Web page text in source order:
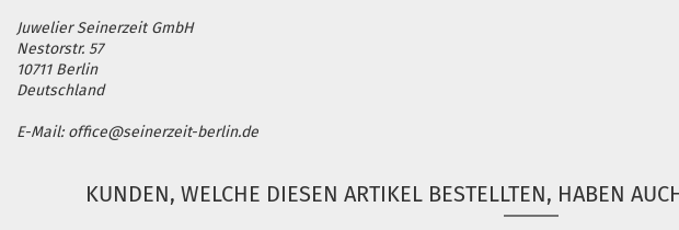
Juwelier Seinerzeit GmbH
Nestorstr. 57
10711 Berlin
Deutschland
E-Mail: office@seinerzeit-berlin.de
KUNDEN, WELCHE DIESEN ARTIKEL BESTELLTEN, HABEN